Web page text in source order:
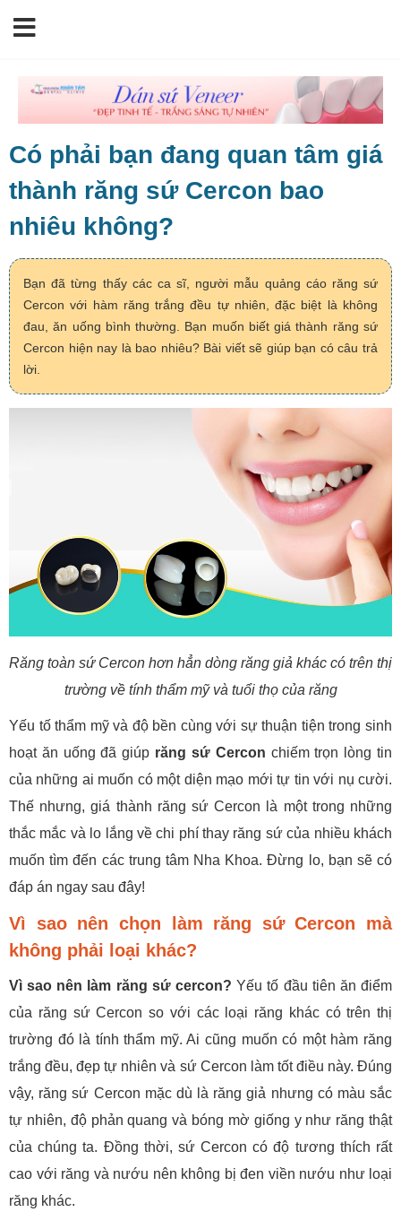
Có phải bạn đang quan tâm giá
thành răng sứ Cercon bao
nhiêu không?
Bạn đã từng thấy các ca sĩ, người mẫu quảng cáo răng sứ
Cercon với hàm răng trắng đều tự nhiên, đặc biệt là không
đau, ăn uống bình thường. Bạn muốn biết giá thành răng sứ
Cercon hiện nay là bao nhiêu? Bài viết sẽ giúp bạn có câu trả
lời.
Răng toàn sứ Cercon hơn hẳn dòng răng giả khác có trên thị
trường về tính thẩm mỹ và tuổi thọ của răng
Yếu tố thẩm mỹ và độ bền cùng với sự thuận tiện trong sinh
hoạt ăn uống đã giúp răng sứ Cercon chiếm trọn lòng tin
của những ai muốn có một diện mạo mới tự tin với nụ cười.
Thế nhưng, giá thành răng sứ Cercon là một trong những
thắc mắc và lo lắng về chi phí thay răng sứ của nhiều khách
muốn tìm đến các trung tâm Nha Khoa. Đừng lo, bạn sẽ có
đáp án ngay sau đây!
Vì sao nên chọn làm răng sứ Cercon mà
không phải loại khác?
Vì sao nên làm răng sứ cercon? Yếu tố đầu tiên ăn điểm
của răng sứ Cercon so với các loại răng khác có trên thị
trường đó là tính thẩm mỹ. Ai cũng muốn có một hàm răng
trắng đều, đẹp tự nhiên và sứ Cercon làm tốt điều này. Đúng
vậy, răng sứ Cercon mặc dù là răng giả nhưng có màu sắc
tự nhiên, độ phản quang và bóng mờ giống y như răng thật
của chúng ta. Đồng thời, sứ Cercon có độ tương thích rất
cao với răng và nướu nên không bị đen viền nướu như loại
răng khác.